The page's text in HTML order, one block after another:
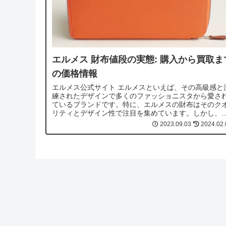
エルメス 財布値段の実態: 購入から買取ま
の価格情報
エルメス公式サイト エルメスといえば、その高級感と
練されたデザインで多くのファッショニスタから愛さ
ているブランドです。特に、エルメスの財布はそのク
リティとデザイン性で注目を集めています。しかし、
ルメスの財布値段はどれくらいなのでしょ...
2023.09.03